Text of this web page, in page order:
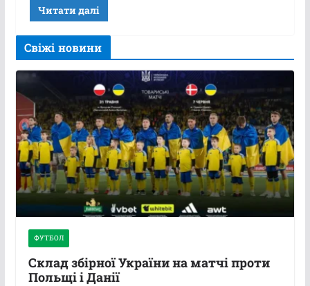
Читати далі
Свіжі новини
ФУТБОЛ
Склад збірної України на матчі проти
Польщі і Данії